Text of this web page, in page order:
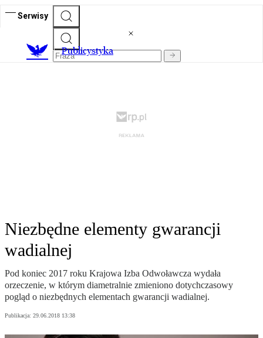
Serwisy
Publicystyka
Niezbędne elementy gwarancji
wadialnej
Pod koniec 2017 roku Krajowa Izba Odwoławcza wydała
orzeczenie, w którym diametralnie zmieniono dotychczasowy
pogląd o niezbędnych elementach gwarancji wadialnej.
Publikacja: 29.06.2018 13:38